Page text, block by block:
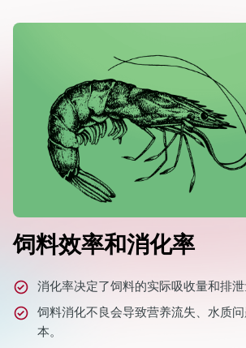
饲料效率和消化率
消化率决定了饲料的实际吸收量和排泄
饲料消化不良会导致营养流失、水质
本。